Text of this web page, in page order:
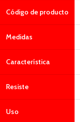
Código de producto
Medidas
Característica
Resiste
Uso